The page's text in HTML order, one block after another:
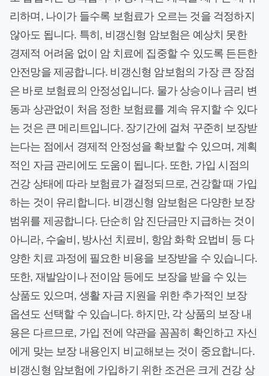
리하며, 나이가 들수록 보험료가 오르는 것을 걱정하지
않아도 됩니다. 특히, 비갱신형 암보험은 예상치 못한
경제적 어려움 없이 암 치료에 집중할 수 있도록 든든한
안전망을 제공합니다. 비갱신형 암보험의 가장 큰 장점
은 바로 보험료의 안정성입니다. 물가 상승이나 금리 변
동과 상관없이 처음 정한 보험료를 계속 유지할 수 있다
는 것은 큰 메리트입니다. 장기간에 걸쳐 꾸준히 보장받
는다는 점에서 경제적 안정성을 확보할 수 있으며, 계획
적인 자금 관리에도 도움이 됩니다. 또한, 가입 시점의
건강 상태에 따라 보험료가 결정되므로, 건강할 때 가입
하는 것이 유리합니다. 비갱신형 암보험은 다양한 보장
범위를 제공합니다. 단순히 암 진단금만 지급하는 것이
아니라, 수술비, 방사선 치료비, 항암 화학 요법비 등 다
양한 치료 과정에 필요한 비용을 보장받을 수 있습니다.
또한, 재발암이나 전이암 등에도 보장을 받을 수 있는
상품도 있으며, 생활 자금 지원을 위한 추가적인 보장
옵션도 선택할 수 있습니다. 하지만, 각 상품의 보장 내
용은 다르므로, 가입 전에 약관을 꼼꼼히 확인하고 자신
에게 맞는 보장 내용인지 비교해보는 것이 중요합니다.
비갱신형 암보험에 가입하기 위한 조건은 크게 건강 상